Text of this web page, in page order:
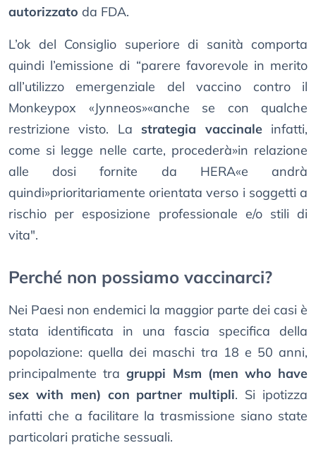
autorizzato da FDA.
L’ok del Consiglio superiore di sanità comporta
quindi l’emissione di “parere favorevole in merito
all’utilizzo emergenziale del vaccino contro il
Monkeypox «Jynneos»«anche se con qualche
restrizione visto. La strategia vaccinaleinfatti,
come si legge nelle carte, procederà»in relazione
alle dosi fornite da HERA«e andrà
quindi»prioritariamente orientata verso i soggetti a
rischio per esposizione professionale e/o stili di
vita".
Perché non possiamo vaccinarci?
Nei Paesi non endemici la maggior parte dei casi è
stata identificata in una fascia specifica della
popolazione: quella dei maschi tra 18 e 50 anni,
principalmente tragruppi Msm (men who have
sex with men) con partner multipli. Si ipotizza
infatti che a facilitare la trasmissione siano state
particolari pratiche sessuali.